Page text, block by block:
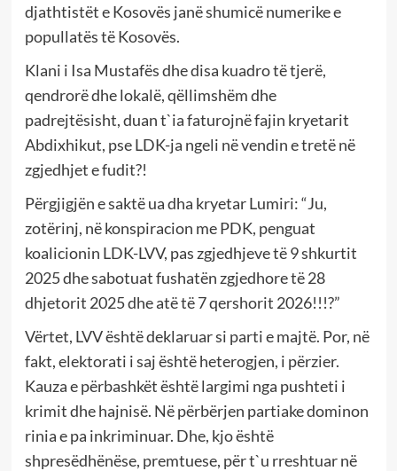
djathtistët e Kosovës janë shumicë numerike e
popullatës të Kosovës.
Klani i Isa Mustafës dhe disa kuadro të tjerë,
qendrorë dhe lokalë, qëllimshëm dhe
padrejtësisht, duan t`ia faturojnë fajin kryetarit
Abdixhikut, pse LDK-ja ngeli në vendin e tretë në
zgjedhjet e fudit?!
Përgjigjën e saktë ua dha kryetar Lumiri: “Ju,
zotërinj, në konspiracion me PDK, penguat
koalicionin LDK-LVV, pas zgjedhjeve të 9 shkurtit
2025 dhe sabotuat fushatën zgjedhore të 28
dhjetorit 2025 dhe atë të 7 qershorit 2026!!!?”
Vërtet, LVV është deklaruar si parti e majtë. Por, në
fakt, elektorati i saj është heterogjen, i përzier.
Kauza e përbashkët është largimi nga pushteti i
krimit dhe hajnisë. Në përbërjen partiake dominon
rinia e pa inkriminuar. Dhe, kjo është
shpresëdhënëse, premtuese, për t`u rreshtuar në